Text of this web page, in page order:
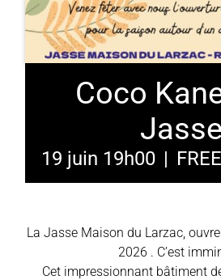
Coco
Jasse
19 juin 19h00 | FREE
La Jasse Maison du Larzac,
2026 . C’est
Cet impressionnant bâtiment